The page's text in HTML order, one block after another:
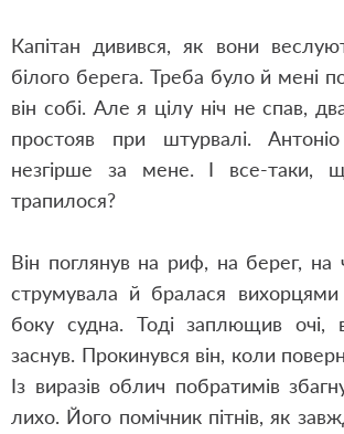
Капітан дивився, як вони
білого берега. Треба було й мені
він собі. Але я цілу ніч не спав,
простояв при штурвалі.
незгірше за мене. І все-таки,
трапилося?
Він поглянув на риф, на берег,
струмувала й бралася вихорцями
боку судна. Тоді заплющив очі,
заснув. Прокинувся він, коли
Із виразів облич побратимів
лихо. Його помічник пітнів, як